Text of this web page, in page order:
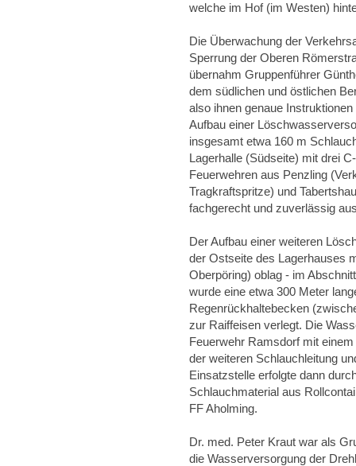
welche im Hof (im Westen)
Die Überwachung der
Sperrung der Oberen
übernahm Gruppenführer
dem südlichen und östlichen
also ihnen genaue
Aufbau einer
insgesamt etwa 160 m
Lagerhalle (Südseite) mit drei
Feuerwehren aus Penzling
Tragkraftspritze) und
fachgerecht und zuverlässig
Der Aufbau einer weiteren
der Ostseite des Lagerhauses
Oberpöring) oblag - im
wurde eine etwa 300 Meter
Regenrückhaltebecken
zur Raiffeisen verlegt. Die
Feuerwehr Ramsdorf mit
der weiteren Schlauchleitung
Einsatzstelle erfolgte dann
Schlauchmaterial aus
FF Aholming.
Dr. med. Peter Kraut war als
die Wasserversorgung der